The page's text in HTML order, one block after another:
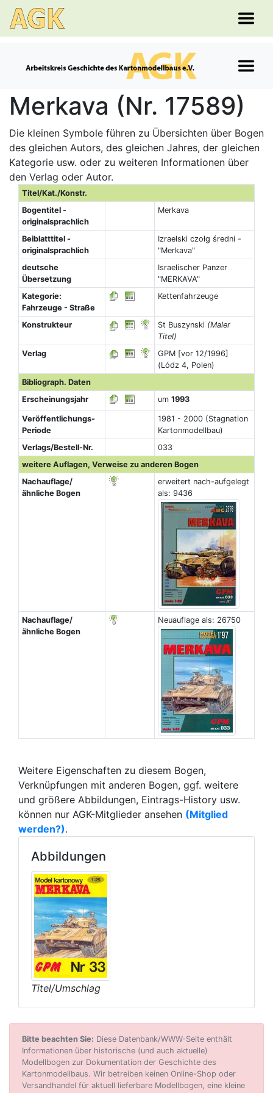
Merkava (Nr. 17589)
Die kleinen Symbole führen zu Übersichten über Bogen
des gleichen Autors, des gleichen Jahres, der gleichen
Kategorie usw. oder zu weiteren Informationen über
den Verlag oder Autor.
Titel/Kat./Konstr.
Bogentitel -
originalsprachlich
Merkava
Beiblatttitel -
originalsprachlich
Izraelski czołg średni -
"Merkava"
deutsche
Übersetzung
Israelischer Panzer
"MERKAVA"
Kategorie:
Fahrzeuge - Straße
Kettenfahrzeuge
Konstrukteur St Buszynski (Maler
Titel)
Verlag
GPM [vor 12/1996]
(Lódz 4, Polen)
Bibliograph. Daten
Erscheinungsjahr
um 1993
Veröffentlichungs-
Periode
1981 - 2000 (Stagnation
Kartonmodellbau)
Verlags/Bestell-Nr.
033
weitere Auflagen, Verweise zu anderen Bogen
Nachauflage/
ähnliche Bogen
erweitert nach-aufgelegt
als: 9436
Nachauflage/
ähnliche Bogen
Neuauflage als: 26750
Weitere Eigenschaften zu diesem Bogen,
Verknüpfungen mit anderen Bogen, ggf. weitere
und größere Abbildungen, Eintrags-History usw.
können nur AGK-Mitglieder ansehen (Mitglied
werden?).
Abbildungen
Titel/Umschlag
Bitte beachten Sie: Diese Datenbank/WWW-Seite enthält
Informationen über historische (und auch aktuelle)
Modellbogen zur Dokumentation der Geschichte des
Kartonmodellbaus. Wir betreiben keinen Online-Shop oder
Versandhandel für aktuell lieferbare Modellbogen, eine kleine